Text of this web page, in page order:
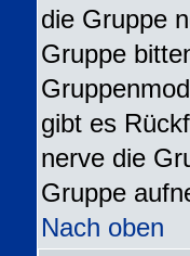
die Gruppe
Gruppe
gibt es
nerve die
Gruppe
Nach oben